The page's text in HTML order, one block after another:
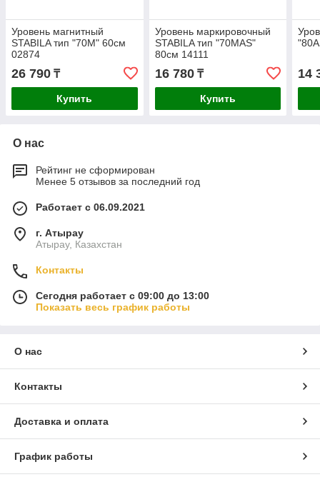
Уровень магнитный
STABILA тип "70М" 60см
02874
26 790 ₸
Купить
Уровень маркировочный
STABILA тип "70МAS"
80см 14111
16 780₸
Купить
14
О нас
Рейтинг не сформирован
Менее 5 отзывов за последний год
Работает с 06.09.2021
г. Атырау
Атырау, Казахстан
Контакты
Сегодня работает с 09:00 до 13:00
Показать весь график работы
О нас
Контакты
Доставка и оплата
График работы